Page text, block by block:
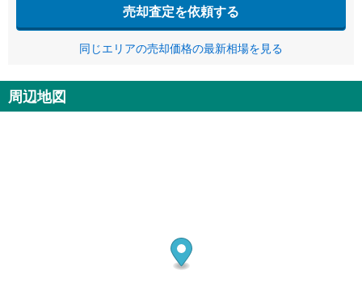
売却査定を依頼する
同じエリアの売却価格の最新相場を見る
周辺地図